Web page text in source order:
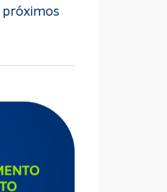
próximos